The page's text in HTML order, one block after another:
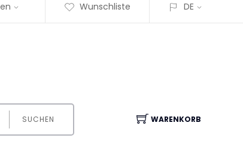
Wunschliste DE
SUCHEN WARENKORB